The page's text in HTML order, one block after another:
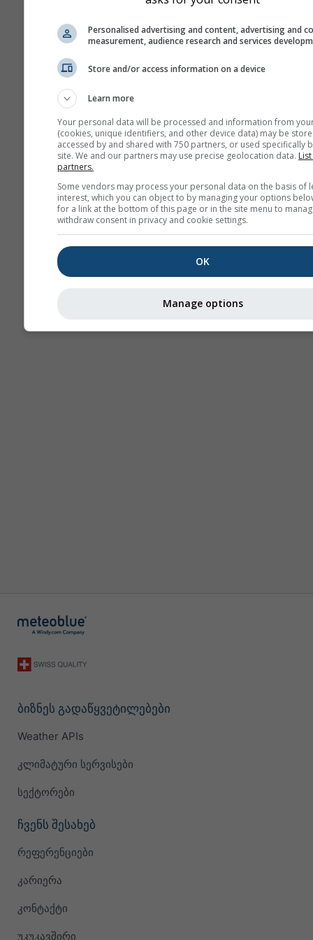
პროგნოზი
ბიზნეს გადაწყვეტილებები
Weather APIs
კლიმატური სერვისები
სექტორები
ჩვენს შესახებ
რეფერენციები
კარიერა
კონტაქტი
უკუკავშირი
Personalised advertising and content, advertising and
measurement, audience research and services
Store and/or access information on a device
Learn more
Your personal data will be processed and information from
(cookies, unique identifiers, and other device data) may be
accessed by and shared with 750 partners, or used specifically
site. We and our partners may use precise geolocation data.
partners.
Some vendors may process your personal data on the basis of
interest, which you can object to by managing your options
for a link at the bottom of this page or in the site menu to
withdraw consent in privacy and cookie settings.
OK
Manage options